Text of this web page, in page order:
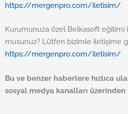
https://mergenpro.com/iletisim/
Kurumunuza özel Belkasoft eğitimi
musunuz? Lütfen bizimle iletişime
https://mergenpro.com/iletisim/
Bu ve benzer haberlere hızlıca
sosyal medya kanalları